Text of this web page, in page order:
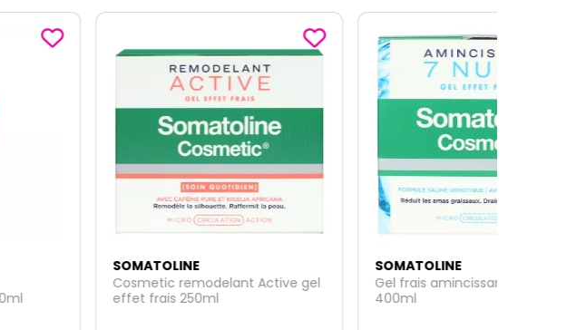
Cosmetic remodelant Active gel
effet frais 250ml
Gel frais amincissant 7 nuits